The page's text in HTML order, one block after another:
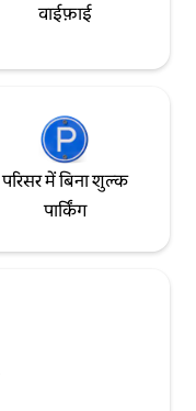
वाईफ़ाई
परिसर में बिना शुल्क
पार्किंग